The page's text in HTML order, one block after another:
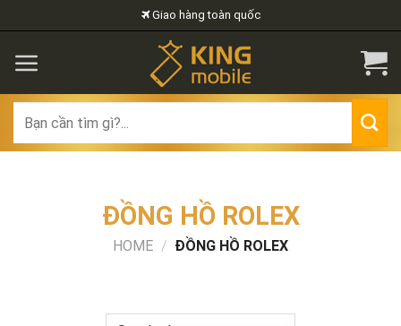
to
content
Giao hàng toàn quốc
for:
ĐỒNG HỒ ROLEX
HOME / ĐỒNG HỒ ROLEX